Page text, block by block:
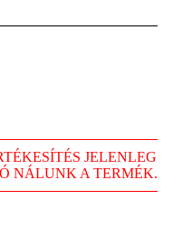
JELENLEG
NÁLUNK A TERMÉK.